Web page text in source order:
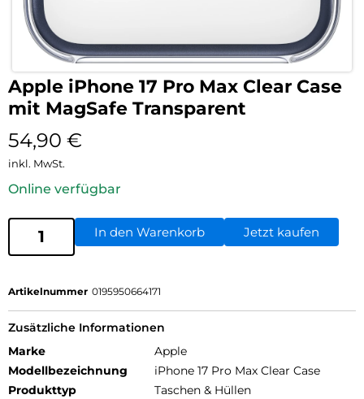
Apple iPhone 17 Pro Max Clear Case
mit MagSafe Transparent
54,90 €
inkl. MwSt.
Online verfügbar
In den Warenkorb Jetzt kaufen
Artikelnummer 0195950664171
Zusätzliche Informationen
Marke
Apple
Modellbezeichnung
iPhone 17 Pro Max Clear Case
Produkttyp
Taschen & Hüllen